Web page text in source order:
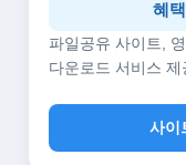
혜
파일공유 사이트,
다운로드 서비스 제
사이